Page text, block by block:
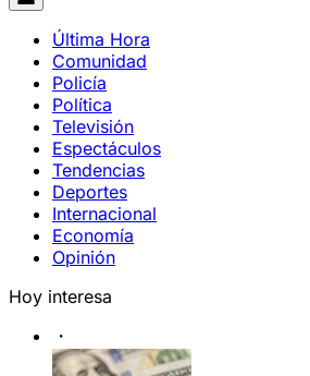
Última Hora
Comunidad
Policía
Política
Televisión
Espectáculos
Tendencias
Deportes
Internacional
Economía
Opinión
Hoy interesa